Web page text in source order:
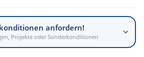
anfordern!
Projekte oder Sonderkonditionen